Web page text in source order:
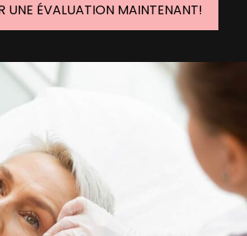
UNE ÉVALUATION MAINTENANT!